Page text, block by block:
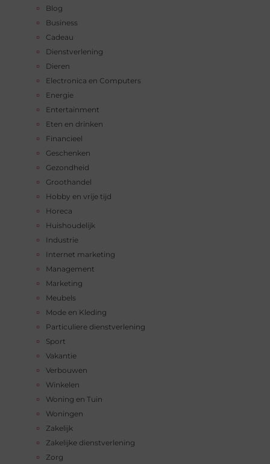
Blog
Business
Cadeau
Dienstverlening
Dieren
Electronica en Computers
Energie
Entertainment
Eten en drinken
Financieel
Geschenken
Gezondheid
Groothandel
Hobby en vrije tijd
Horeca
Huishoudelijk
Industrie
Internet marketing
Management
Marketing
Meubels
Mode en Kleding
Particuliere dienstverlening
Sport
Vakantie
Verbouwen
Winkelen
Woning en Tuin
Woningen
Zakelijk
Zakelijke dienstverlening
Zorg